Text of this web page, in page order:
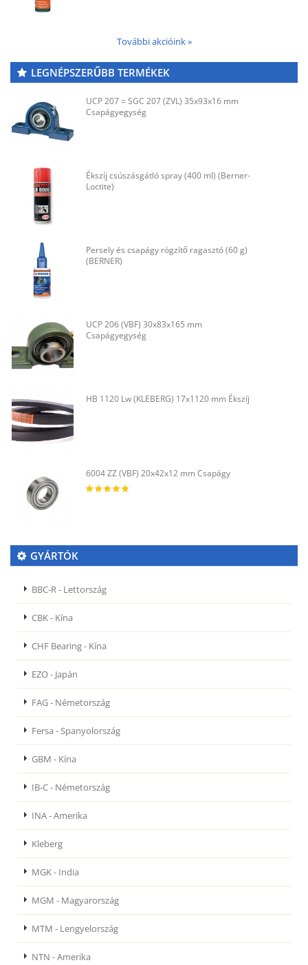
További akcióink »
LEGNÉPSZERŰBB TERMÉKEK
UCP 207 = SGC 207 (ZVL) 35x93x16 mm
Csapágyegység
Ékszíj csúszásgátló spray (400 ml) (Berner-
Loctite)
Persely és csapágy rögzítő ragasztó (60 g)
(BERNER)
UCP 206 (VBF) 30x83x165 mm
Csapágyegység
HB 1120 Lw (KLEBERG) 17x1120 mm Ékszíj
6004 ZZ (VBF) 20x42x12 mm Csapágy
GYÁRTÓK
BBC-R - Lettország
CBK - Kína
CHF Bearing - Kína
EZO - Japán
FAG - Németország
Fersa - Spanyolország
GBM - Kína
IB-C - Németország
INA - Amerika
Kleberg
MGK - India
MGM - Magyarország
MTM - Lengyelország
NTN - Amerika